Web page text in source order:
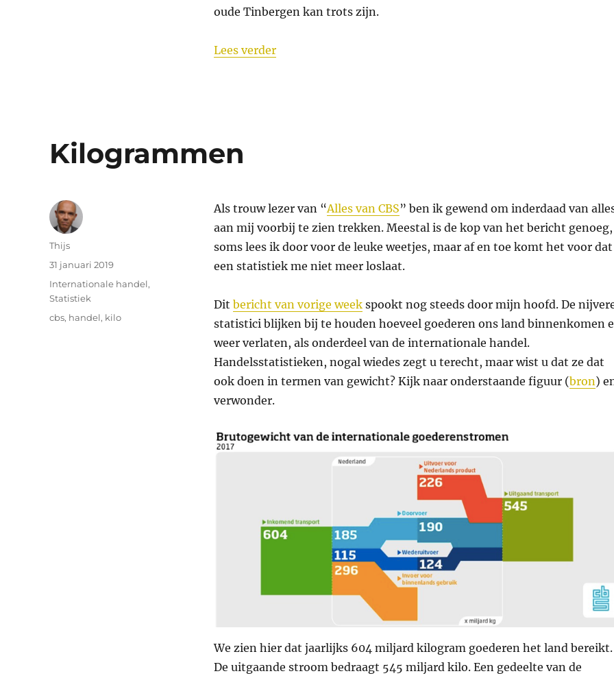
oude Tinbergen kan trots zijn.
Lees verder“Tinbergenlezing 2020”
Kilogrammen
Als trouw lezer van “Alles van CBS” ben ik gewend om inderdaad van
aan mij voorbij te zien trekken. Meestal is de kop van het bericht genoeg,
soms lees ik door voor de leuke weetjes, maar af en toe komt het voor dat
een statistiek me niet meer loslaat.
Dit bericht van vorige week spookt nog steeds door mijn hoofd. De
statistici blijken bij te houden hoeveel goederen ons land binnenkomen
weer verlaten, als onderdeel van de internationale handel.
Handelsstatistieken, nogal wiedes zegt u terecht, maar wist u dat ze dat
ook doen in termen van gewicht? Kijk naar onderstaande figuur (bron)
verwonder.
We zien hier dat jaarlijks 604 miljard kilogram goederen het land bereikt.
De uitgaande stroom bedraagt 545 miljard kilo. Een gedeelte van de
Auteur
Thijs
Geplaatst
31 januari 2019
Categorieën
Internationale handel,
Statistiek
Tags
cbs, handel, kilo